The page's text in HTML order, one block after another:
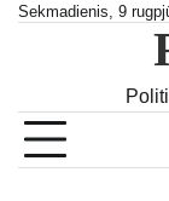
SkipSekmadienis, 9